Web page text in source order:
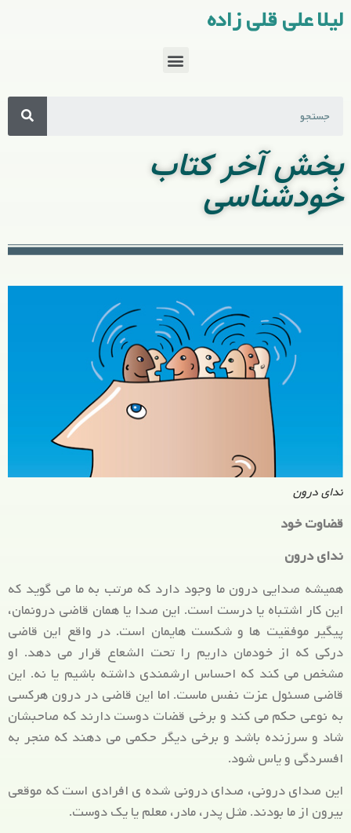
لیلا علی قلی زاده
بخش آخر کتاب
خودشناسی
ندای درون
قضاوت خود
ندای درون
همیشه صدایی درون ما وجود دارد که مرتب به ما می گوید که
این کار اشتباه یا درست است. این صدا یا همان قاضی درونمان،
پیگیر موفقیت ها و شکست هایمان است. در واقع این قاضی
درکی که از خودمان داریم را تحت الشعاع قرار می دهد. او
مشخص می کند که احساس ارشمندی داشته باشیم یا نه. این
قاضی مسئول عزت نفس ماست. اما این قاضی در درون هرکسی
به نوعی حکم می کند و برخی قضات دوست دارند که صاحبشان
شاد و سرزنده باشد و برخی دیگر حکمی می دهند که منجر به
افسردگی و یاس شود.
این صدای درونی، صدای درونی شده ی افرادی است که موقعی
بیرون از ما بودند. مثل پدر، مادر، معلم یا یک دوست.